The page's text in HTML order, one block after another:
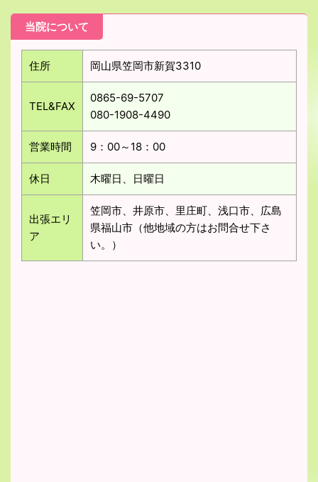
当院について
住所 岡山県笠岡市新賀3310
TEL&FAX
0865-69-5707
080-1908-4490
営業時間 9：00～18：00
休日 木曜日、日曜日
出張エリ
ア
笠岡市、井原市、里庄町、浅口市、広島
県福山市（他地域の方はお問合せ下さ
い。）